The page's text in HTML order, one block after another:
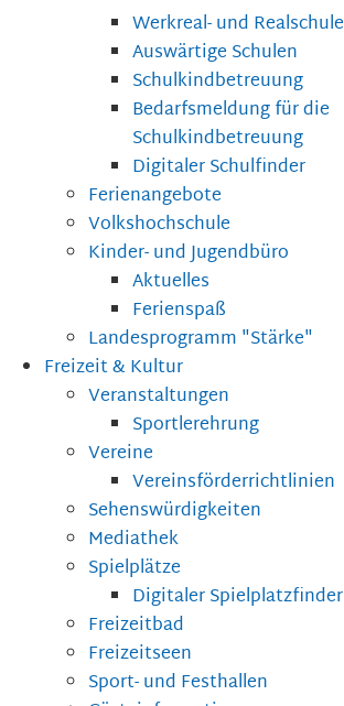
Werkreal- und Realschule
Auswärtige Schulen
Schulkindbetreuung
Bedarfsmeldung für die
Schulkindbetreuung
Digitaler Schulfinder
Ferienangebote
Volkshochschule
Kinder- und Jugendbüro
Aktuelles
Ferienspaß
Landesprogramm "Stärke"
Freizeit & Kultur
Veranstaltungen
Sportlerehrung
Vereine
Vereinsförderrichtlinien
Sehenswürdigkeiten
Mediathek
Spielplätze
Digitaler Spielplatzfinder
Freizeitbad
Freizeitseen
Sport- und Festhallen